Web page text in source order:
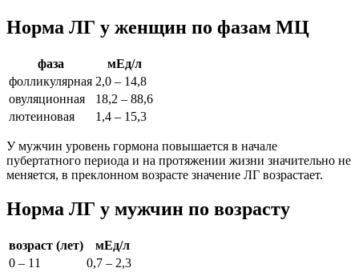
Норма ЛГ у женщин по фазам МЦ
фаза
мЕд/л
фолликулярная 2,0 – 14,8
овуляционная
18,2 – 88,6
лютеиновая
1,4 – 15,3
У мужчин уровень гормона повышается в начале
пубертатного периода и на протяжении жизни значительно не
меняется, в преклонном возрасте значение ЛГ возрастает.
Норма ЛГ у мужчин по возрасту
возраст (лет)
мЕд/л
0 – 11
0,7 – 2,3